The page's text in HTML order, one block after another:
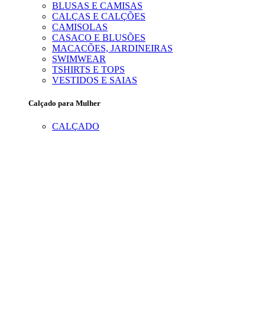
BLUSAS E CAMISAS
CALÇAS E CALÇÕES
CAMISOLAS
CASACO E BLUSÕES
MACACÕES, JARDINEIRAS
SWIMWEAR
TSHIRTS E TOPS
VESTIDOS E SAIAS
Calçado para Mulher
CALÇADO